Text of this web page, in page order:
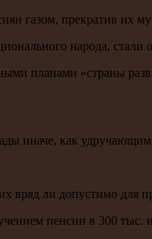
газом, прекратив их
народа, стали
планами «страны
иначе, как удручающим
вряд ли допустимо для
пенсии в 300 тыс.